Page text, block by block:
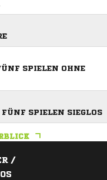
SPIELEN OHNE
SPIELEN SIEGLOS
/